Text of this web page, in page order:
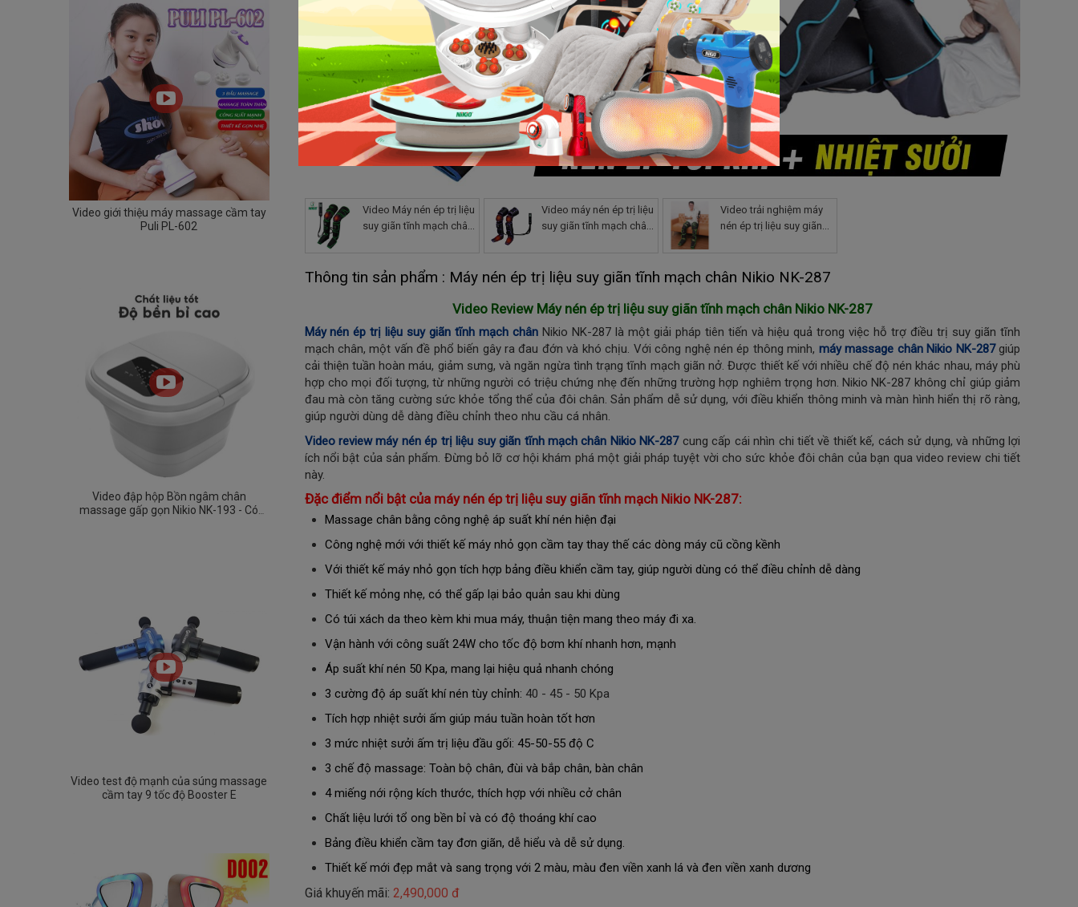
Video giới thiệu máy massage cầm tay
Puli PL-602
Video đập hộp Bồn ngâm chân
massage gấp gọn Nikio NK-193 - Có
Video test độ mạnh của súng massage
cầm tay 9 tốc độ Booster E
Video Máy nén ép trị liệu
suy giãn tĩnh mạch chân
Video máy nén ép trị liệu
suy giãn tĩnh mạch chân
Video trải nghiệm máy
nén ép trị liệu suy giãn
Thông tin sản phẩm : Máy nén ép trị liệu suy giãn tĩnh mạch chân Nikio NK-287
Video Review Máy nén ép trị liệu suy giãn tĩnh mạch chân Nikio NK-287
Máy nén ép trị liệu suy giãn tĩnh mạch chân Nikio NK-287 là một giải pháp tiên tiến và hiệu quả trong việc hỗ trợ điều trị suy giãn tĩnh
mạch chân, một vấn đề phổ biến gây ra đau đớn và khó chịu. Với công nghệ nén ép thông minh, máy massage chân Nikio NK-287giúp
cải thiện tuần hoàn máu, giảm sưng, và ngăn ngừa tình trạng tĩnh mạch giãn nở.Được thiết kế với nhiều chế độ nén khác nhau, máy phù
hợp cho mọi đối tượng, từ những người có triệu chứng nhẹ đến những trường hợp nghiêm trọng hơn. Nikio NK-287 không chỉ giúp giảm
đau mà còn tăng cường sức khỏe tổng thể của đôi chân. Sản phẩm dễ sử dụng, với điều khiển thông minh và màn hình hiển thị rõ ràng,
giúp người dùng dễ dàng điều chỉnh theo nhu cầu cá nhân.
Video review máy nén ép trị liệu suy giãn tĩnh mạch chân Nikio NK-287cung cấp cái nhìn chi tiết về thiết kế, cách sử dụng, và những lợi
ích nổi bật của sản phẩm. Đừng bỏ lỡ cơ hội khám phá một giải pháp tuyệt vời cho sức khỏe đôi chân của bạn qua video review chi tiết
này.
Đặc điểm nổi bật của máy nén ép trị liệu suy giãn tĩnh mạch Nikio NK-287:
Massage chân bằng công nghệ áp suất khí nén hiện đại
Công nghệ mới với thiết kế máy nhỏ gọn cầm tay thay thế các dòng máy cũ cồng kềnh
Với thiết kế máy nhỏ gọn tích hợp bảng điều khiển cầm tay, giúp người dùng có thể điều chỉnh dễ dàng
Thiết kế mỏng nhẹ, có thể gấp lại bảo quản sau khi dùng
Có túi xách da theo kèm khi mua máy, thuận tiện mang theo máy đi xa.
Vận hành với công suất 24W cho tốc độ bơm khí nhanh hơn, mạnh
Áp suất khí nén 50 Kpa, mang lại hiệu quả nhanh chóng
3 cường độ áp suất khí nén tùy chỉnh: 40 - 45 - 50 Kpa
Tích hợp nhiệt sưởi ấm giúp máu tuần hoàn tốt hơn
3 mức nhiệt sưởi ấm trị liệu đầu gối: 45-50-55 độ C
3 chế độ massage: Toàn bộ chân, đùi và bắp chân, bàn chân
4 miếng nới rộng kích thước, thích hợp với nhiều cở chân
Chất liệu lưới tổ ong bền bỉ và có độ thoáng khí cao
Bảng điều khiển cầm tay đơn giãn, dễ hiểu và dễ sử dụng.
Thiết kế mới đẹp mắt và sang trọng với 2 màu, màu đen viền xanh lá và đen viền xanh dương
Giá khuyến mãi: 2,490,000 đ